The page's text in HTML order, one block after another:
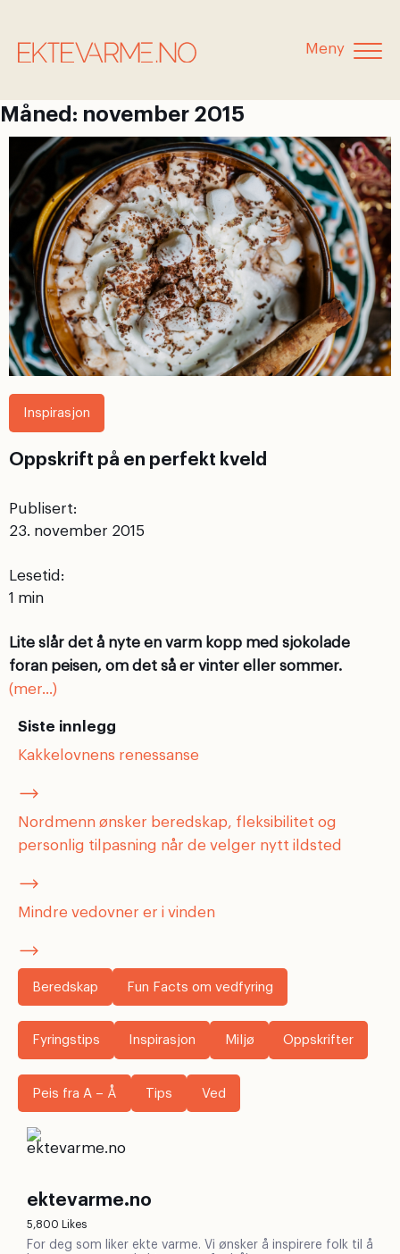
Meny
Måned: november 2015
Inspirasjon
Oppskrift på en perfekt kveld
Publisert:
23. november 2015
Lesetid:
Lite slår det å nyte en varm kopp med sjokolade
foran peisen, om det så er vinter eller sommer.
(mer…)
Siste innlegg
Kakkelovnens renessanse
Nordmenn ønsker beredskap, fleksibilitet og
personlig tilpasning når de velger nytt ildsted
Mindre vedovner er i vinden
Beredskap Fun Facts om vedfyring
Fyringstips Inspirasjon Miljø Oppskrifter
Peis fra A – Å Tips Ved
ektevarme.no
5,800 Likes
For deg som liker ekte varme. Vi ønsker å inspirere folk til å